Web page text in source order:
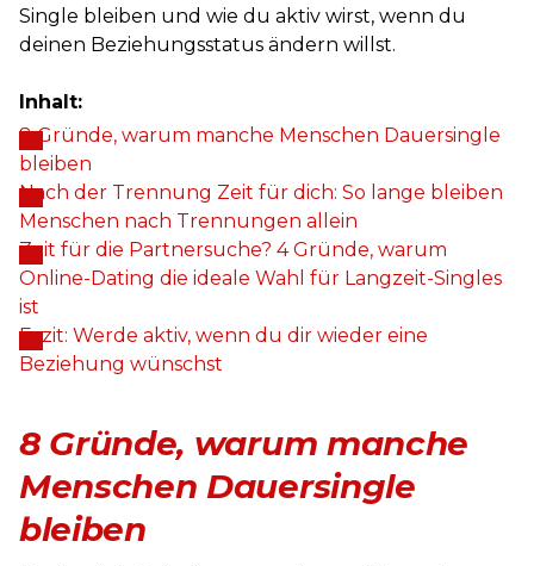
Single bleiben und wie du aktiv wirst, wenn du
deinen Beziehungsstatus ändern willst.
Inhalt:
8 Gründe, warum manche Menschen Dauersingle
bleiben
Nach der Trennung Zeit für dich: So lange bleiben
Menschen nach Trennungen allein
Zeit für die Partnersuche? 4 Gründe, warum
Online-Dating die ideale Wahl für Langzeit-Singles
ist
Fazit: Werde aktiv, wenn du dir wieder eine
Beziehung wünschst
8 Gründe, warum manche
Menschen Dauersingle
bleiben